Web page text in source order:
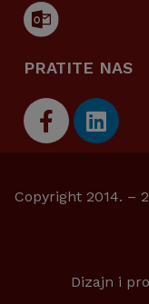
PRATITE NAS
Copyright 2014. –
Dizajn i